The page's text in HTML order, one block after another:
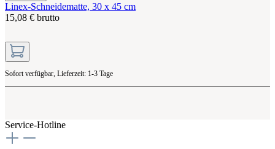
Linex-Schneidematte, 30 x 45 cm
15,08 € brutto
Sofort verfügbar, Lieferzeit: 1-3 Tage
Service-Hotline